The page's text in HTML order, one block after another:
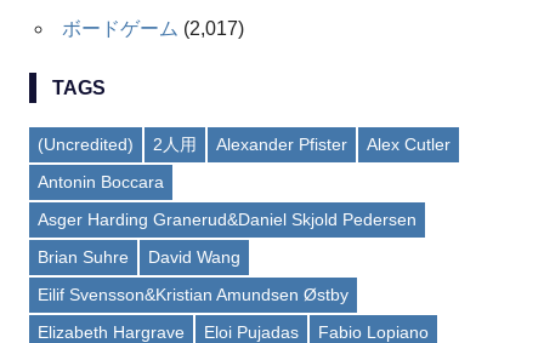
ボードゲーム (2,017)
TAGS
(Uncredited) 2人用 Alexander Pfister
Alex Cutler
Antonin Boccara
Asger Harding Granerud&Daniel Skjold Pedersen
Brian Suhre
David Wang
Eilif Svensson&Kristian Amundsen Østby
Elizabeth Hargrave
Eloi Pujadas
Fabio Lopiano